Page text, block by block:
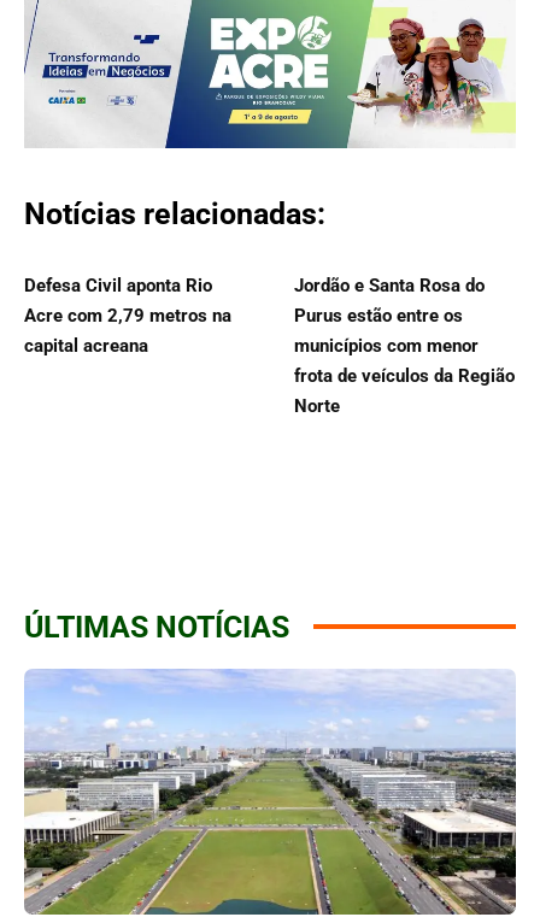
Notícias relacionadas:
Defesa Civil aponta Rio
Acre com 2,79 metros na
capital acreana
Jordão e Santa Rosa do
Purus estão entre os
municípios com menor
frota de veículos da Região
Norte
ÚLTIMAS NOTÍCIAS